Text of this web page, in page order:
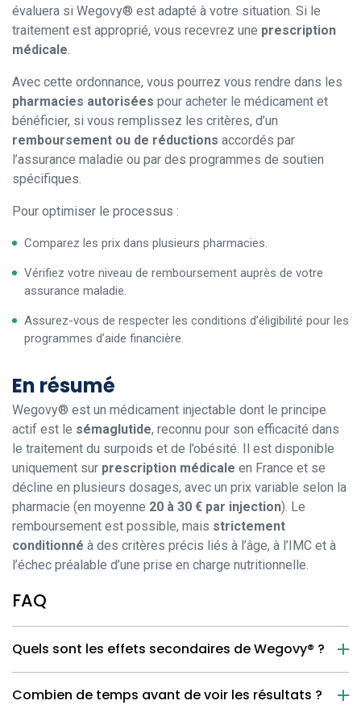
évaluera si Wegovy® est adapté à votre situation. Si le
traitement est approprié, vous recevrez une prescription
médicale.
Avec cette ordonnance, vous pourrez vous rendre dans les
pharmacies autorisées pour acheter le médicament et
bénéficier, si vous remplissez les critères, d’un
remboursement ou de réductions accordés par
l’assurance maladie ou par des programmes de soutien
spécifiques.
Pour optimiser le processus :
Comparez les prix dans plusieurs pharmacies.
Vérifiez votre niveau de remboursement auprès de votre
assurance maladie.
Assurez-vous de respecter les conditions d’éligibilité pour les
programmes d’aide financière.
En résumé
Wegovy® est un médicament injectable dont le principe
actif est le sémaglutide, reconnu pour son efficacité dans
le traitement du surpoids et de l’obésité. Il est disponible
uniquement sur prescription médicale en France et se
décline en plusieurs dosages, avec un prix variable selon la
pharmacie (en moyenne 20 à 30 € par injection). Le
remboursement est possible, mais strictement
conditionné à des critères précis liés à l’âge, à l’IMC et à
l’échec préalable d’une prise en charge nutritionnelle.
FAQ
Quels sont les effets secondaires de Wegovy® ?
Combien de temps avant de voir les résultats ?